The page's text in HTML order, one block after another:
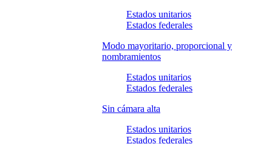
Estados unitarios
Estados federales
Modo mayoritario, proporcional y
nombramientos
Estados unitarios
Estados federales
Sin cámara alta
Estados unitarios
Estados federales